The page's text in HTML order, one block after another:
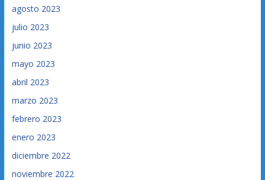
agosto 2023
julio 2023
junio 2023
mayo 2023
abril 2023
marzo 2023
febrero 2023
enero 2023
diciembre 2022
noviembre 2022